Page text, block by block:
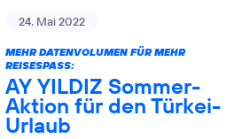
24. Mai 2022
MEHR DATENVOLUMEN FÜR MEHR
REISESPASS:
AY YILDIZ Sommer-
Aktion für den Türkei-
Urlaub